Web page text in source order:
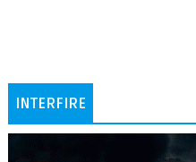
INTERFIRE